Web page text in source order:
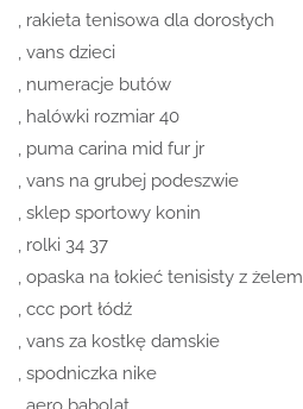
, rakieta tenisowa dla dorosłych
, vans dzieci
, numeracje butów
, halówki rozmiar 40
, puma carina mid fur jr
, vans na grubej podeszwie
, sklep sportowy konin
, rolki 34 37
, opaska na łokieć tenisisty z żelem
, ccc port łódź
, vans za kostkę damskie
, spodniczka nike